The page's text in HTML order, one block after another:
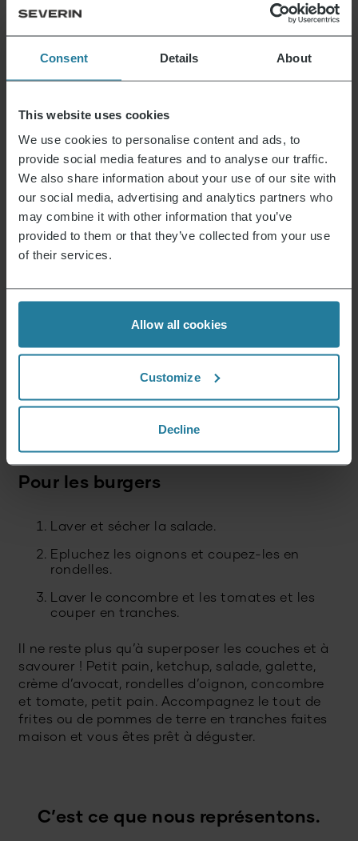
Consent Details About
This website uses cookies
We use cookies to personalise content and ads, to
provide social media features and to analyse our traffic.
We also share information about your use of our site with
our social media, advertising and analytics partners who
may combine it with other information that you’ve
provided to them or that they’ve collected from your use
of their services.
Allow all cookies
Customize
Decline
environ 4 minutes de chaque côté.
absorbant.
Pour le ketchup au chili
Mets tous les ingrédients dans un saladier
et mélange-les jusqu’à obtenir une masse
homogène.
Mets-le au réfrigérateur jusqu’au moment
Laver le basilic, le secouer pour le sécher et
et mettre la pulpe dans un saladier.
Ajouter le jus de citron.
Pour les burgers
Laver et sécher la salade.
Epluchez les oignons et coupez-les en
rondelles.
Laver le concombre et les tomates et les
couper en tranches.
Il ne reste plus qu’à superposer les couches et à
savourer ! Petit pain, ketchup, salade, galette,
crème d’avocat, rondelles d’oignon, concombre
et tomate, petit pain. Accompagnez le tout de
frites ou de pommes de terre en tranches faites
maison et vous êtes prêt à déguster.
C’est ce que nous représentons.